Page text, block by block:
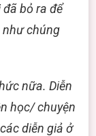
bỏ ra để
như chúng
nữa. Diễn
học/ chuyện
diễn giả ở